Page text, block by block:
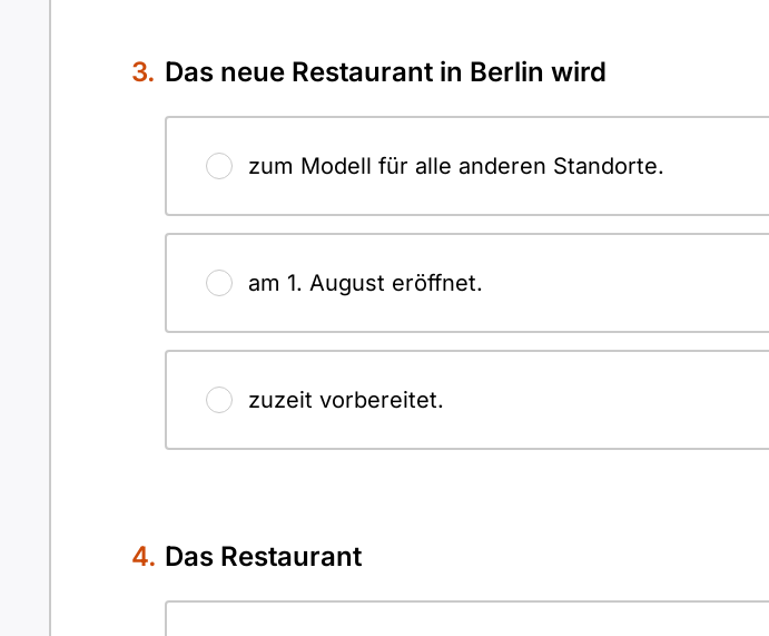
Das neue Restaurant in Berlin wird
zum Modell für alle anderen Standorte.
am 1. August eröffnet.
zuzeit vorbereitet.
Das Restaurant